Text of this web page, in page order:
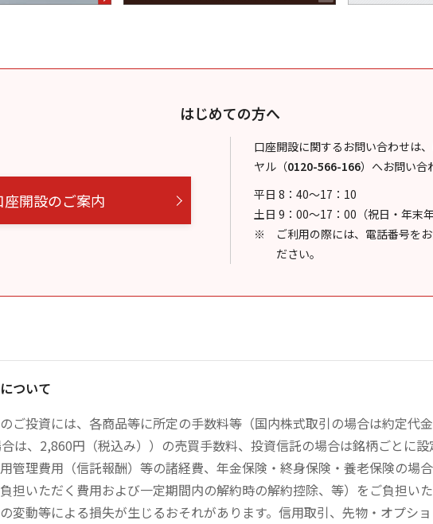
はじめての方へ
座開設のご案内
口座開設に関するお問い合わせは
ヤル （0120-566-166） へお問い合
平日 8：40～17：10
土日 9：00～17：00（祝日・年末年
ご利用の際には、電話番号を
ださい。
ついて
ご投資には、各商品等に所定の手数料等（国内株式取引の場合は約定代
は、2,860円（税込み））の売買手数料、投資信託の場合は銘柄ごとに
管理費用（信託報酬）等の諸経費、年金保険・終身保険・養老保険の場
担いただく費用および一定期間内の解約時の解約控除、等）をご負担い
変動等による損失が生じるおそれがあります。信用取引、先物・オプシ